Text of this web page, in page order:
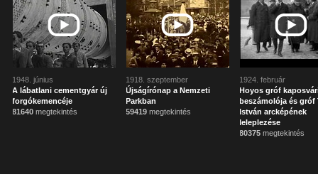
1948. június
A lábatlani cementgyár új
forgókemencéje
81640 megtekintés
1918. szeptember
Újságírónap a Nemzeti
Parkban
59419 megtekintés
1924. február
Hoyos gróf
beszámolója és gróf
István arcképének
leleplezése
80375 megtekintés